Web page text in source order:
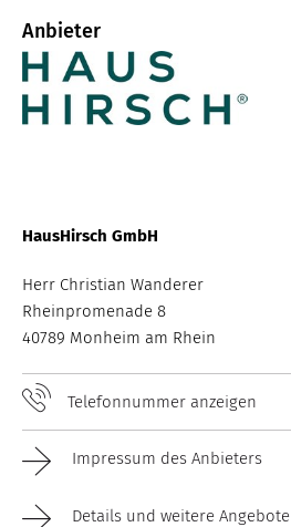
Anbieter
HausHirsch GmbH
Herr Christian Wanderer
Rheinpromenade 8
40789 Monheim am Rhein
Telefonnummer anzeigen
Impressum des Anbieters
Details und weitere Angebote